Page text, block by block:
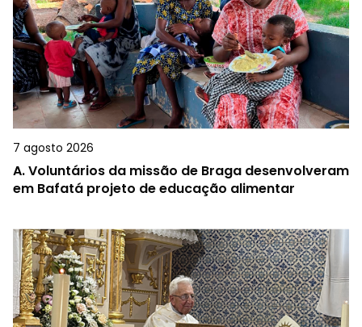
7 agosto 2026
A.Voluntários da missão de Braga desenvolveram
em Bafatá projeto de educação alimentar